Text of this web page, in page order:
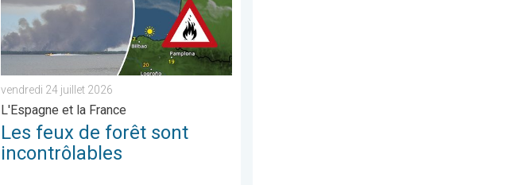
vendredi 24 juillet 2026
L'Espagne et la France
Les feux de forêt sont
incontrôlables